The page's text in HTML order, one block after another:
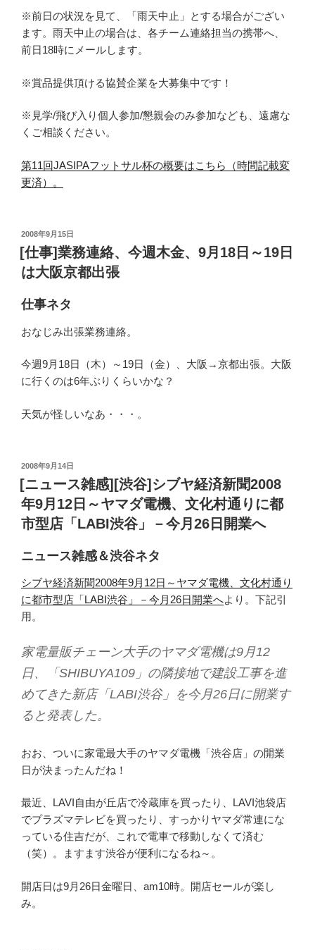
※前日の状況を見て、「雨天中止」とする場合がござい
ます。雨天中止の場合は、各チーム連絡担当の携帯へ、
前日18時にメールします。
※賞品提供頂ける協賛企業を大募集中です！
※見学/飛び入り個人参加/懇親会のみ参加なども、遠慮な
くご相談ください。
第11回JASIPAフットサル杯の概要はこちら（時間記載変
更済）。
投
稿
日:
2008年9月15日
[仕事]業務連絡、今週木金、9月18日～19日
は大阪京都出張
仕事ネタ
おなじみ出張業務連絡。
今週9月18日（木）～19日（金）、大阪→京都出張。大阪
に行くのは6年ぶりくらいかな？
天気が怪しいなあ・・・。
投
稿
日:
2008年9月14日
[ニュース雑感][渋谷]シブヤ経済新聞2008
年9月12日～ヤマダ電機、文化村通りに都
市型店「LABI渋谷」－今月26日開業へ
ニュース雑感＆渋谷ネタ
シブヤ経済新聞2008年9月12日～ヤマダ電機、文化村通り
に都市型店「LABI渋谷」－今月26日開業へより。下記引
用。
家電量販チェーン大手のヤマダ電機は9月12
日、「SHIBUYA109」の隣接地で建設工事を進
めてきた新店「LABI渋谷」を今月26日に開業す
ると発表した。
おお、ついに家電最大手のヤマダ電機「渋谷店」の開業
日が決まったんだね！
最近、LAVI自由が丘店で冷蔵庫を買ったり、LAVI池袋店
でプラズマテレビを買ったり、すっかりヤマダ常連にな
っている住吉だが、これで電車で移動しなくて済む
（笑）。ますます渋谷が便利になるね～。
開店日は9月26日金曜日、am10時。開店セールが楽し
み。